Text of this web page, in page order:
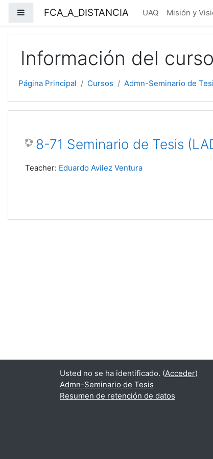
Panel lateral
FCA_A_DISTANCIA UAQ Misión y
Información del curso
Página Principal Cursos Admn-Seminario de
8-71 Seminario de Tesis
Teacher: Eduardo Avilez Ventura
Usted no se ha identificado. (Acceder)
Admn-Seminario de Tesis
Resumen de retención de datos